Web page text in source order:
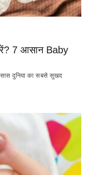
7 आसान Baby
दुनिया का सबसे सुखद